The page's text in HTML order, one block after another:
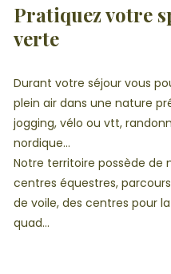
Pratiquez votre
verte
Durant votre séjour vous
plein air dans une nature
jogging, vélo ou vtt,
nordique…
Notre territoire possède de
centres équestres,
de voile, des centres pour
quad…